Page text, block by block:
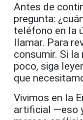
Antes de
pregunta:
teléfono en la
llamar. Para
consumir. Si
poco, siga
que
Vivimos en la
artificial —eso